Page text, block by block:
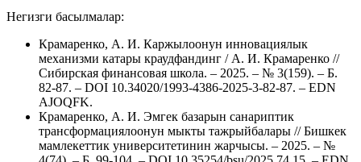
Негизги басылмалар:
Крамаренко, А. И. Каржылоонун инновациялык
механизми катары краудфандинг / А. И. Крамаренко //
Сибирская финансовая школа. – 2025. – № 3(159). – Б.
82-87. – DOI 10.34020/1993-4386-2025-3-82-87. – EDN
AJOQFK.
Крамаренко, А. И. Эмгек базарын санариптик
трансформациялоонун мыкты тажрыйбалары // Бишкек
мамлекеттик университетинин жарчысы. – 2025. – №